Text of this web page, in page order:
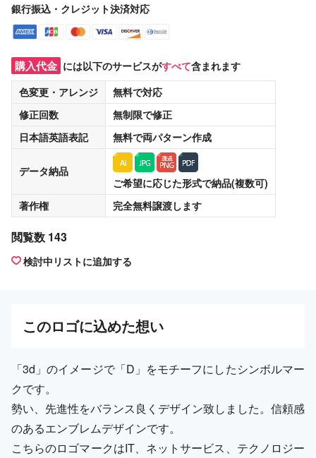
銀行振込・クレジット決済対応
購入代金 には以下のサービスがすべて含まれます
色変更・アレンジ
無料で対応
修正回数
無制限で修正
日本語英語表記
無料で両パターン作成
データ納品
ご希望に応じた形式で納品(複数可)
著作権
完全無料譲渡します
閲覧数 143
検討中リストに追加する
このロゴに込めた想い
「3d」のイメージで「D」をモチーフにしたシンボルマー
クです。
勢い、先進性をバランス良くデザイン致しました。信頼感
のあるエンブレムデザインです。
こちらのロゴマークはIT、ネットサービス、テクノロジー